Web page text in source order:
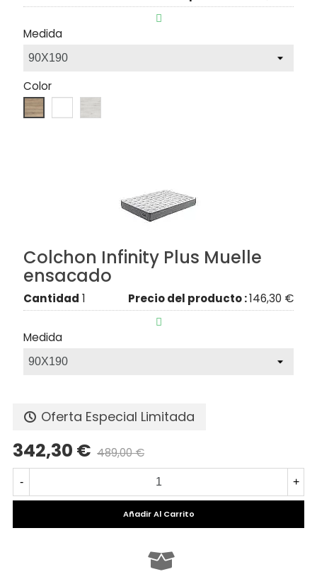

Medida
Color
Colchon Infinity Plus Muelle
ensacado
Cantidad 1 Precio del producto :146,30 €

Medida
Oferta Especial Limitada
342,30 € 489,00 €
- +
Añadir Al Carrito